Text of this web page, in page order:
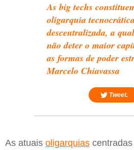
As big techs
oligarquia
descentralizada, a
não deter o maior
as formas de poder
Marcelo Chiavassa
Tweet.
As atuais oligarquias